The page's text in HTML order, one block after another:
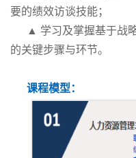
要的绩效访谈技能；
▲ 学习及掌握基于战
的关键步骤与环节。
课程模型：